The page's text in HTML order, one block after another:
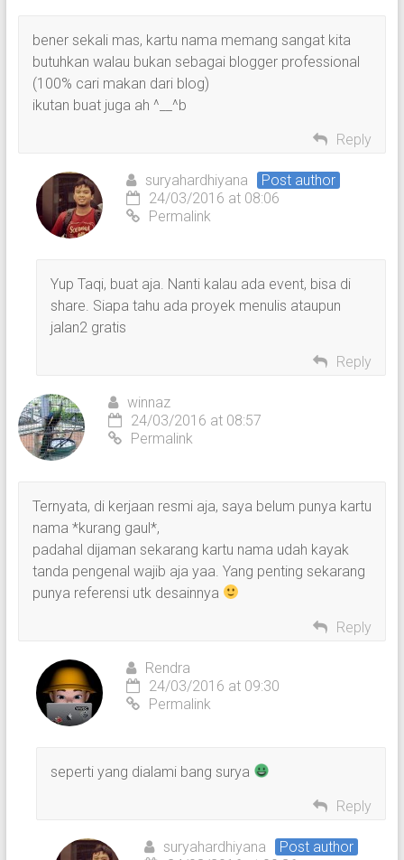
bener sekali mas, kartu nama memang sangat kita
butuhkan walau bukan sebagai blogger professional
(100% cari makan dari blog)
ikutan buat juga ah ^__^b
Reply
suryahardhiyana
Post author
24/03/2016 at 08:06
Permalink
Yup Taqi, buat aja. Nanti kalau ada event, bisa di
share. Siapa tahu ada proyek menulis ataupun
jalan2 gratis
Reply
winnaz
24/03/2016 at 08:57
Permalink
Ternyata, di kerjaan resmi aja, saya belum punya kartu
nama *kurang gaul*,
padahal dijaman sekarang kartu nama udah kayak
tanda pengenal wajib aja yaa. Yang penting sekarang
punya referensi utk desainnya
Reply
Rendra
24/03/2016 at 09:30
Permalink
seperti yang dialami bang surya
Reply
suryahardhiyana
Post author